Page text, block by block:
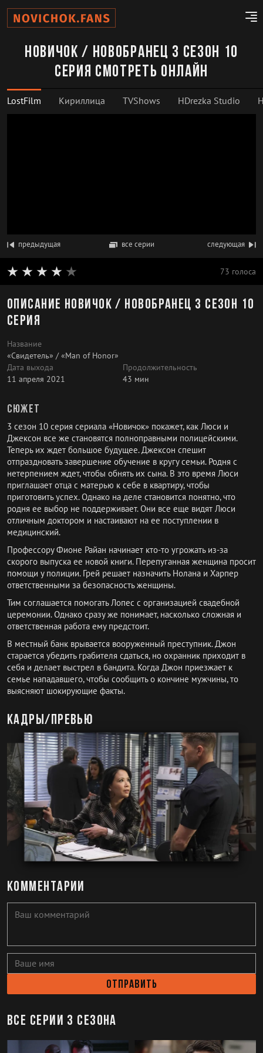
Новичок / Новобранец 3 сезон 10
серия смотреть онлайн
LostFilm Кириллица TVShows HDrezka Studio
предыдущая все серии следующая
73 голоса
Описание Новичок / Новобранец 3 сезон 10
серия
Название
«Свидетель» / «Man of Honor»
Дата выхода
11 апреля 2021
Продолжительность
43 мин
Сюжет
3 сезон 10 серия сериала «Новичок» покажет, как Люси и
Джексон все же становятся полноправными полицейскими.
Теперь их ждет большое будущее. Джексон спешит
отпраздновать завершение обучение в кругу семьи. Родня с
нетерпением ждет, чтобы обнять их сына. В это время Люси
приглашает отца с матерью к себе в квартиру, чтобы
приготовить успех. Однако на деле становится понятно, что
родня ее выбор не поддерживает. Они все еще видят Люси
отличным доктором и настаивают на ее поступлении в
медицинский.
Профессору Фионе Райан начинает кто-то угрожать из-за
скорого выпуска ее новой книги. Перепуганная женщина просит
помощи у полиции. Грей решает назначить Нолана и Харпер
ответственными за безопасность женщины.
Тим соглашается помогать Лопес с организацией свадебной
церемонии. Однако сразу же понимает, насколько сложная и
ответственная работа ему предстоит.
В местный банк врывается вооруженный преступник. Джон
старается убедить грабителя сдаться, но охранник приходит в
себя и делает выстрел в бандита. Когда Джон приезжает к
семье нападавшего, чтобы сообщить о кончине мужчины, то
выясняют шокирующие факты.
Кадры/превью
Комментарии
Отправить
Все серии 3 сезона